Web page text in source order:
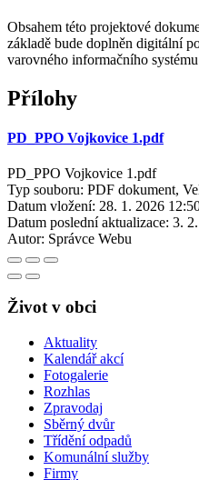
Obsahem této projektové
základě bude doplněn digitální
varovného informačního
Přílohy
PD_PPO Vojkovice 1.pdf
PD_PPO Vojkovice 1.pdf
Typ souboru: PDF dokument,
Datum vložení: 28. 1. 2026
Datum poslední aktualizace: 3.
Autor: Správce Webu
Život v obci
Aktuality
Kalendář akcí
Fotogalerie
Rozhlas
Zpravodaj
Sběrný dvůr
Třídění odpadů
Komunální služby
Firmy